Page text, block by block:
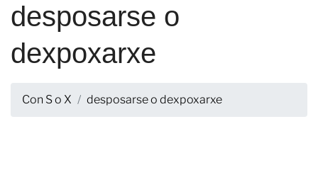
desposarse o
dexpoxarxe
Con S o X desposarse o dexpoxarxe